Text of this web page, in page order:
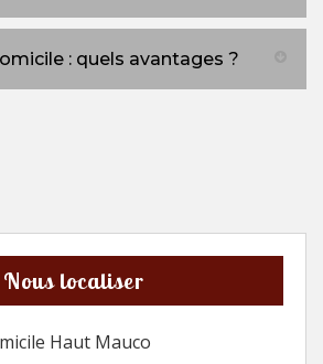
: quels avantages ?
Nous localiser
Haut Mauco